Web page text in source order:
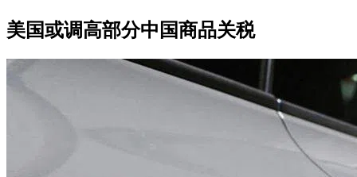
美国或调高部分中国商品关税